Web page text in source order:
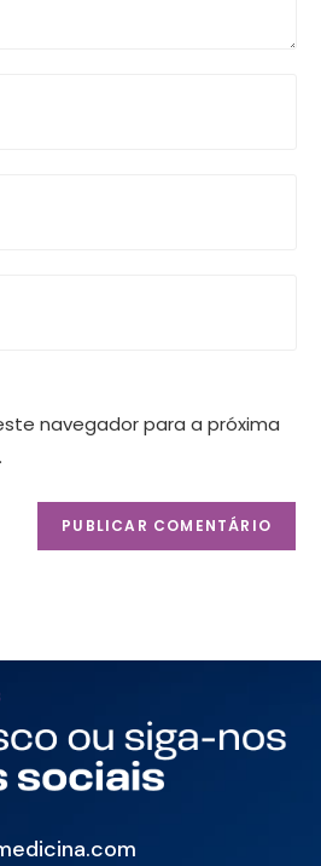
navegador para a próxima